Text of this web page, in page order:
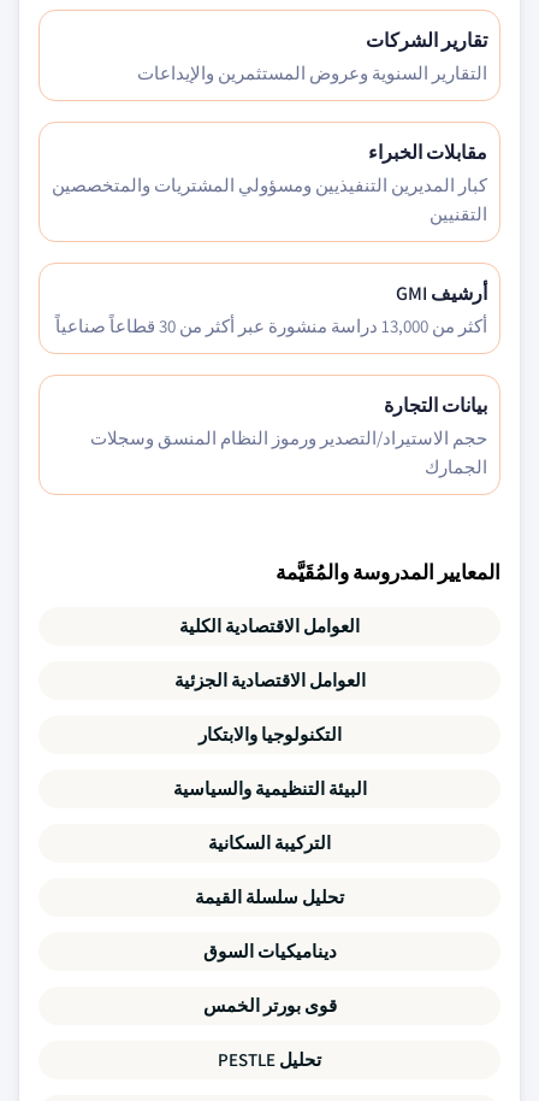
تقارير الشركات
التقارير السنوية وعروض المستثمرين والإيداعات
مقابلات الخبراء
كبار المديرين التنفيذيين ومسؤولي المشتريات والمتخصصين
التقنيين
أرشيف GMI
أكثر من 13,000 دراسة منشورة عبر أكثر من 30 قطاعاً صناعياً
بيانات التجارة
حجم الاستيراد/التصدير ورموز النظام المنسق وسجلات
الجمارك
المعايير المدروسة والمُقَيَّمة
العوامل الاقتصادية الكلية
العوامل الاقتصادية الجزئية
التكنولوجيا والابتكار
البيئة التنظيمية والسياسية
التركيبة السكانية
تحليل سلسلة القيمة
ديناميكيات السوق
قوى بورتر الخمس
تحليل PESTLE